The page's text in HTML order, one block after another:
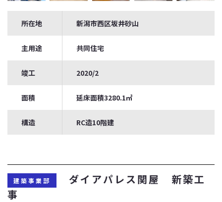
所在地 新潟市西区坂井砂山
主用途 共同住宅
竣工 2020/2
面積 延床面積3280.1㎡
構造 RC造10階建
建築事業部
ダイアパレス関屋 新築工
事